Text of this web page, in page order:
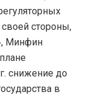
стороны,
Минфин
снижение до
в